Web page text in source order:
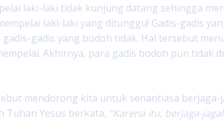
laki-laki tidak kunjung datang sehingga
laki-laki yang ditunggu! Gadis-gadis
gadis-gadis yang bodoh tidak. Hal tersebut
Akhirnya, para gadis bodoh pun tidak
mendorong kita untuk senantiasa
Tuhan Yesus berkata, “Karena itu, berjaga-